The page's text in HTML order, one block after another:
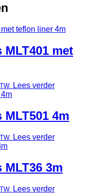
met
Lees verder
4m
Lees verder
3m
Lees verder